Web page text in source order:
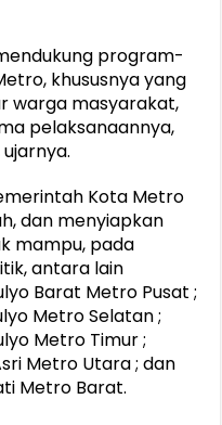
program-
khususnya yang
warga masyarakat,
pelaksanaannya,
Kota Metro
dan menyiapkan
mampu, pada
antara lain
Barat Metro Pusat ;
Metro Selatan ;
Metro Timur ;
Metro Utara ; dan
Metro Barat.